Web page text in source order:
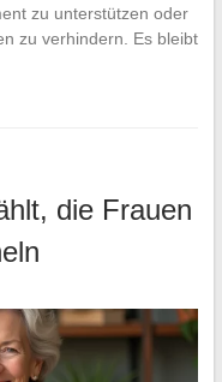
zu unterstützen oder
zu verhindern. Es bleibt
die Frauen